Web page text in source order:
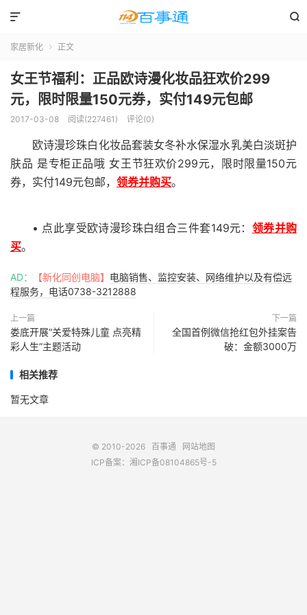


家居新化  正文
女王节福利：正品欧诗漫化妆品狂欢价299
元，限时限量150元券，实付149元包邮
2017-03-08 阅读(227461) 评论(0)
欧诗漫珍珠白化妆品套装女冬补水保湿水乳美白淡斑护
肤品 是专柜正品哦 女王节狂欢价299元，限时限量150元
券，实付149元包邮， 领券并购买。
• 点此享受欧诗漫珍珠白组合三件套149元： 领券并购
买。
AD： 【新化同创电脑】 电脑销售、监控安装、网络维护以及有偿远
程服务，电话0738-3212888
上一篇
娄底开展“关爱特殊儿童 点亮精
彩人生”主题活动
下一篇
全国首例微信抢红包外挂案告
破：金额3000万
相关推荐
暂无文章
© 2010-2026 百事通
网站地图
ICP备案： 湘ICP备08104865号-5